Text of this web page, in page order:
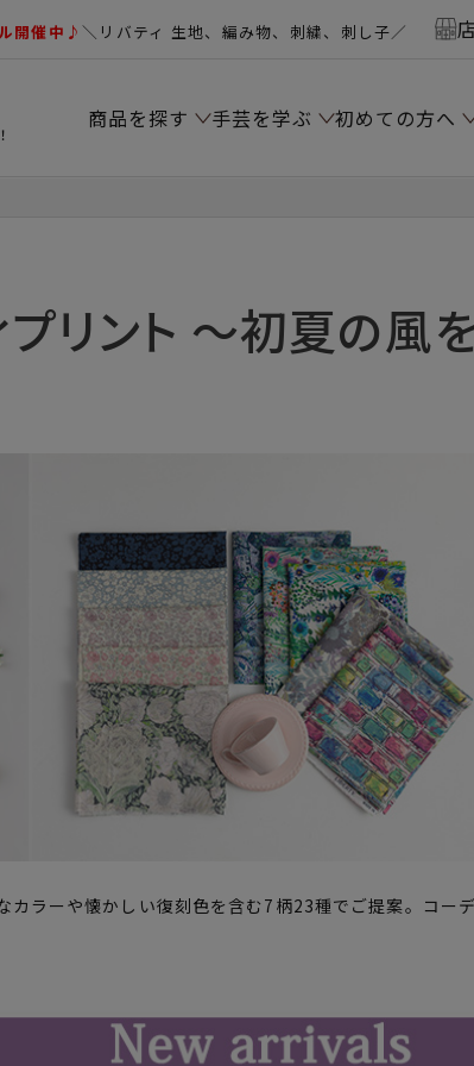
開催中♪＼リバティ 生地、編み物、刺繍、刺し子／
商品を探す 手芸を学ぶ 初めての方へ
プリント ～初夏の風
カラーや懐かしい復刻色を含む7柄23種でご提案。コー